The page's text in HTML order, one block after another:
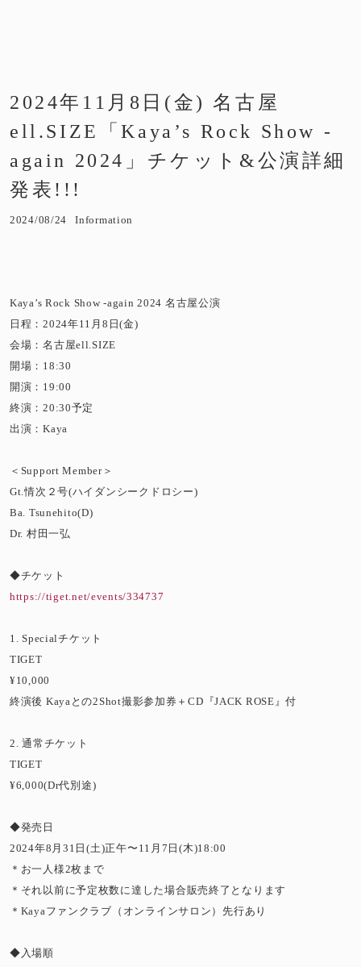
2024年11月8日(金) 名古屋
ell.SIZE「Kaya’s Rock Show -
again 2024」チケット&公演詳細
発表!!!
2024/08/24 Information
Kaya’s Rock Show -again 2024 名古屋公演
日程：2024年11月8日(金)
会場：名古屋ell.SIZE
開場：18:30
開演：19:00
終演：20:30予定
出演：Kaya
＜Support Member＞
Gt.情次２号(ハイダンシークドロシー)
Ba. Tsunehito(D)
Dr. 村田一弘
◆チケット
https://tiget.net/events/334737
1. Specialチケット
TIGET
¥10,000
終演後 Kayaとの2Shot撮影参加券＋CD『JACK ROSE』付
2. 通常チケット
TIGET
¥6,000(Dr代別途)
◆発売日
2024年8月31日(土)正午〜11月7日(木)18:00
＊お一人様2枚まで
＊それ以前に予定枚数に達した場合販売終了となります
＊Kayaファンクラブ（オンラインサロン）先行あり
◆入場順